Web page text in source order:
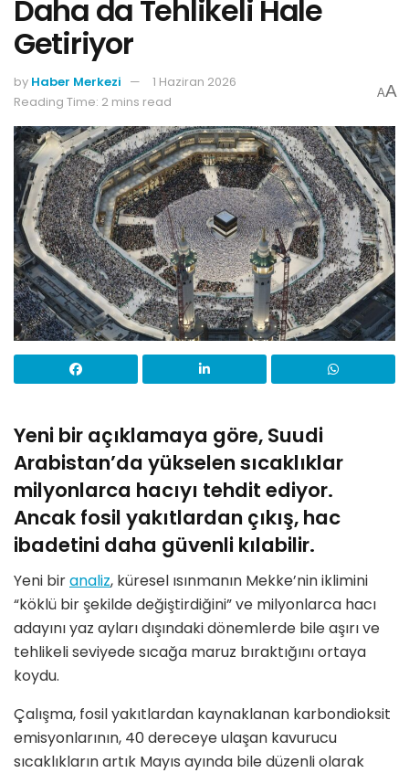
Daha da Tehlikeli Hale
Getiriyor
by Haber Merkezi
1 Haziran 2026
Reading Time: 2 mins read
AA
Yeni bir açıklamaya göre, Suudi
Arabistan’da yükselen sıcaklıklar
milyonlarca hacıyı tehdit ediyor.
Ancak fosil yakıtlardan çıkış, hac
ibadetini daha güvenli kılabilir.
Yeni biranaliz, küresel ısınmanın Mekke’nin iklimini
“köklü bir şekilde değiştirdiğini” ve milyonlarca hacı
adayını yaz ayları dışındaki dönemlerde bile aşırı ve
tehlikeli seviyede sıcağa maruz bıraktığını ortaya
koydu.
Çalışma, fosil yakıtlardan kaynaklanan karbondioksit
emisyonlarının, 40 dereceye ulaşan kavurucu
sıcaklıkların artık Mayıs ayında bile düzenli olarak